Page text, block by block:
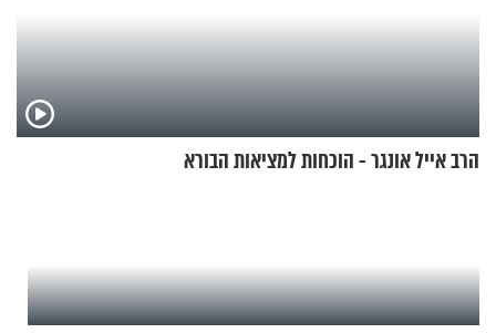
הרב אייל אונגר - הוכחות למציאות הבורא